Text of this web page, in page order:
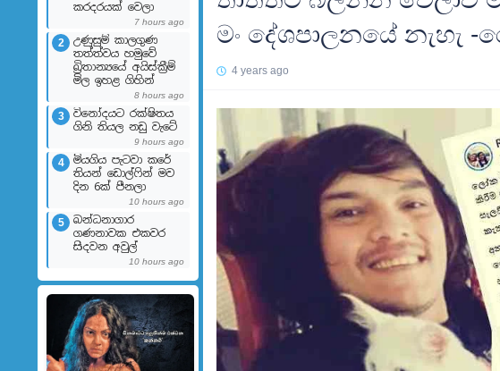
කරදරයක් වෙලා
7 hours ago
2
උණුසුම් කාලගුණ
තත්ත්වය හමුවේ
බ්‍රිතාන්‍යයේ අයිස්ක්‍රීම්
මිල ඉහළ ගිහින්
8 hours ago
3
විනෝදයට රක්ෂිතය
ගිනි තියල නඩු වැටේ
9 hours ago
4
මියගිය පැටවා කරේ
තියන් ඩොල්ෆින් මව
දින 6ක් පීනලා
10 hours ago
5
බන්ධනාගාර
ගණනාවක එකවර
සිදවන අවුල්
10 hours ago
මං දේශපාලනයේ නැහැ -
4 years ago